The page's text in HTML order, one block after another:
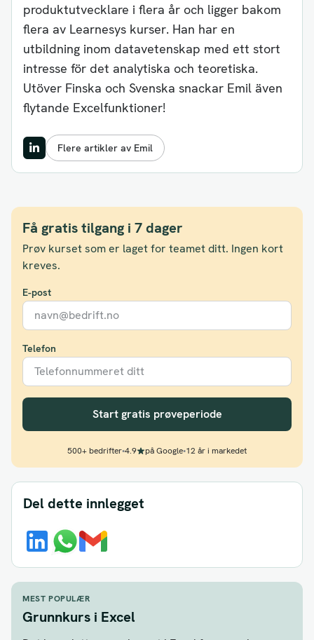
produktutvecklare i flera år och ligger bakom
flera av Learnesys kurser. Han har en
utbildning inom datavetenskap med ett stort
intresse för det analytiska och teoretiska.
Utöver Finska och Svenska snackar Emil även
flytande Excelfunktioner!
Flere artikler av Emil
Få gratis tilgang i 7 dager
Prøv kurset som er laget for teamet ditt. Ingen kort
kreves.
E-post
Telefon
Start gratis prøveperiode
500+ bedrifter•4.9 på Google•12 år i markedet
Del dette innlegget
MEST POPULÆR
Grunnkurs i Excel